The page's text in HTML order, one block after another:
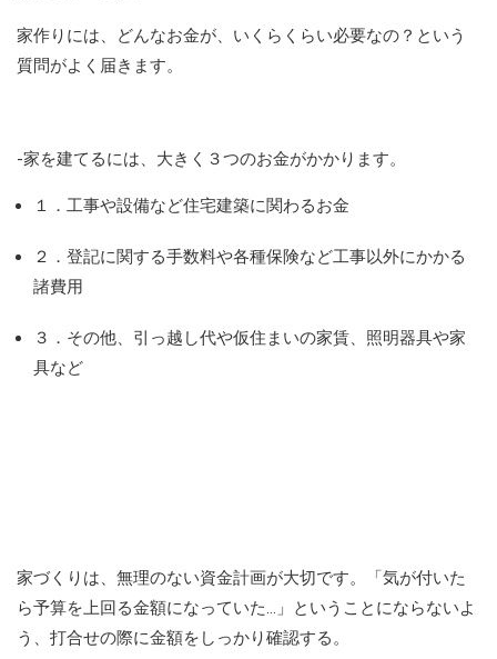
家作りには、どんなお金が、いくらくらい必要なの？という
質問がよく届きます。
-家を建てるには、大きく３つのお金がかかります。
１．工事や設備など住宅建築に関わるお金
２．登記に関する手数料や各種保険など工事以外にかかる
諸費用
３．その他、引っ越し代や仮住まいの家賃、照明器具や家
具など
家づくりは、無理のない資金計画が大切です。「気が付いた
ら予算を上回る金額になっていた…」ということにならないよ
う、打合せの際に金額をしっかり確認する。